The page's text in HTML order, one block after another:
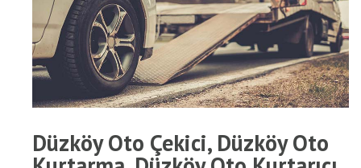
Düzköy Oto Çekici, Düzköy Oto